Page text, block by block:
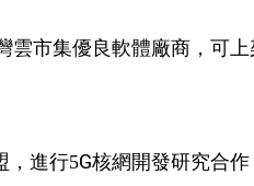
雲市集優良軟體廠商，可
，進行5G核網開發研究合作